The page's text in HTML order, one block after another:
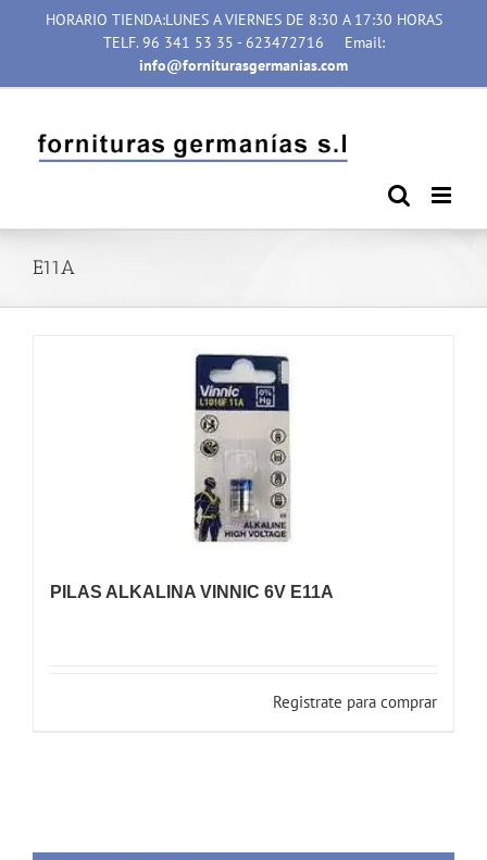
HORARIO TIENDA:LUNES A VIERNES DE 8:30 A 17:30 HORAS
TELF. 96 341 53 35 - 623472716
Email:
info@forniturasgermanias.com
E11A
PILAS ALKALINA VINNIC 6V E11A
Registrate para comprar